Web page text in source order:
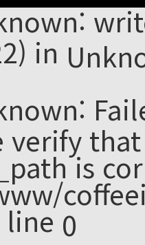
in
verify
is
line0